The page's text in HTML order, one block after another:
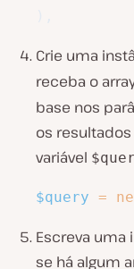
Crie uma
receba o
base nos
os
variável
$query =
Escreva uma
se há algum